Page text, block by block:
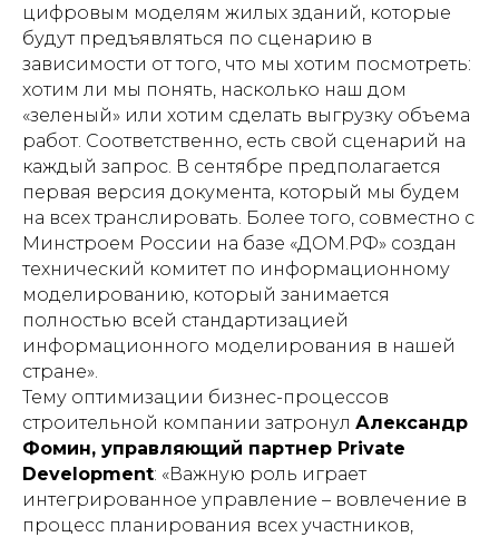
цифровым моделям жилых зданий, которые
будут предъявляться по сценарию в
зависимости от того, что мы хотим посмотреть:
хотим ли мы понять, насколько наш дом
«зеленый» или хотим сделать выгрузку объема
работ. Соответственно, есть свой сценарий на
каждый запрос. В сентябре предполагается
первая версия документа, который мы будем
на всех транслировать. Более того, совместно с
Минстроем России на базе «ДОМ.РФ» создан
технический комитет по информационному
моделированию, который занимается
полностью всей стандартизацией
информационного моделирования в нашей
стране».
Тему оптимизации бизнес-процессов
строительной компании затронул Александр
Фомин, управляющий партнер Private
Development: «Важную роль играет
интегрированное управление – вовлечение в
процесс планирования всех участников,